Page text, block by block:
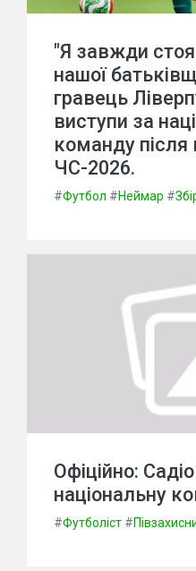
"Я завжди
нашої
гравець
виступи за
команду після
ЧС-2026.
#Футбол #Неймар #
Офіційно:
національну
#Футболіст #